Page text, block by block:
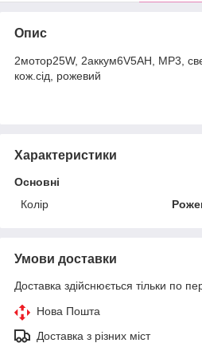
Опис
2мотор25W, 2аккум6V5AH, MP3,
кож.сід, рожевий
Характеристики
Основні
Колір
Умови доставки
Доставка здійснюється тільки по
Нова Пошта
Доставка з різних міст